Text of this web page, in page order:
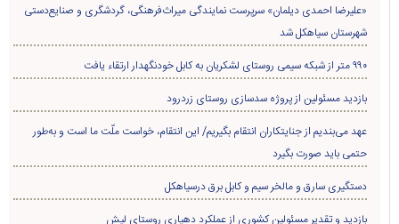
«علیرضا احمدی دیلمان» سرپرست نمایندگی میراث‌فرهنگی، گردشگری و صنایع‌دستی
شهرستان سیاهکل شد
۹۹۰ متر از شبکه سیمی روستای لشکریان به کابل خودنگهدار ارتقاء یافت
بازدید مسئولین از پروژه سدسازی روستای زردرود
عهد می‌بندیم از جنایتکاران انتقام بگیریم/ این انتقام، خواست ملّت ما است و به‌طور
حتمی باید صورت بگیرد
دستگیری سارق و مالخر سیم و کابل برق درسیاهکل
بازدید و تقدیر مسئولین کشوری از عملکرد دهیاری روستای لیش